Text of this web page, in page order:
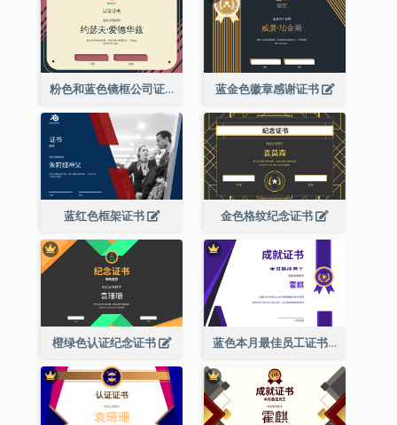
粉色和蓝色镜框公司证书 蓝金色徽章感谢证书
蓝红色框架证书 金色格纹纪念证书
橙绿色认证纪念证书 蓝色本月最佳员工证书(附标志)